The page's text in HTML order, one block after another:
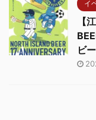
イ
【
ビ